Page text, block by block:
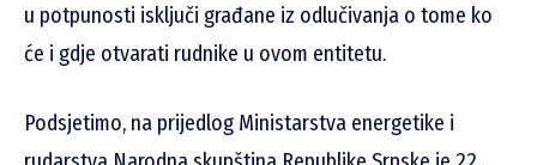
u potpunosti isključi građane iz odlučivanja o tome ko
će i gdje otvarati rudnike u ovom entitetu.
Podsjetimo, na prijedlog Ministarstva energetike i